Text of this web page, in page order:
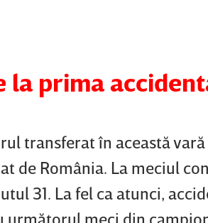
la prima
transferat în această
de România. La meciul
31. La fel ca atunci,
următorul meci din